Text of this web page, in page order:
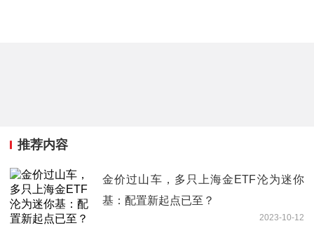
推荐内容
金价过山车，多只上海金ETF沦为迷你
基：配置新起点已至？
2023-10-12